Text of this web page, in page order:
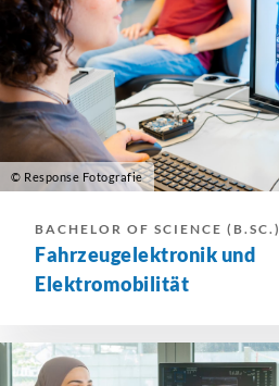
© Response Fotografie
BACHELOR OF SCIENCE (B.SC.)
Fahrzeugelektronik und
Elektromobilität